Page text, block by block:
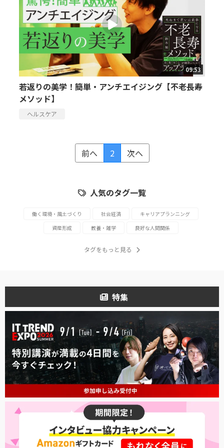
09:53
若返りの美学！簡単・アンチエイジング【不老長寿
メソッド】
ヘルスケア
前へ 2 次へ
人気のタグ一覧
働く環境・風土づくり 社会経済
キャリアプランニング
資産形成
教養・雑学 良好な人間関係
タグをもっと見る
特集